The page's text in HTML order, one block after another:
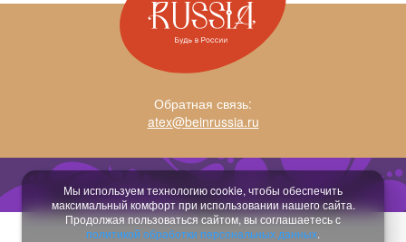
Обратная связь:
atex@beinrussia.ru
Разработка сайта:temeshov.ru
Мы используем технологию cookie, чтобы обеспечить
максимальный комфорт при использовании нашего сайта.
Продолжая пользоваться сайтом, вы соглашаетесь с
политикой обработки персональных данных.